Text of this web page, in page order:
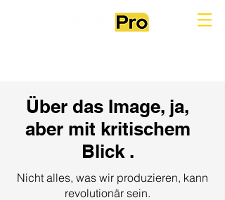
Über das Image, ja,
aber mit kritischem
Blick .
Nicht alles, was wir produzieren, kann
revolutionär sein.